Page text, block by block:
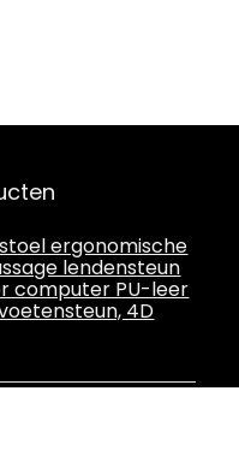
ergonomische
lendensteun
computer PU-leer
4D